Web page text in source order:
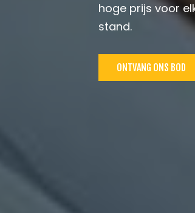
hoge prijs voor
stand.
ONTVANG ONS BOD